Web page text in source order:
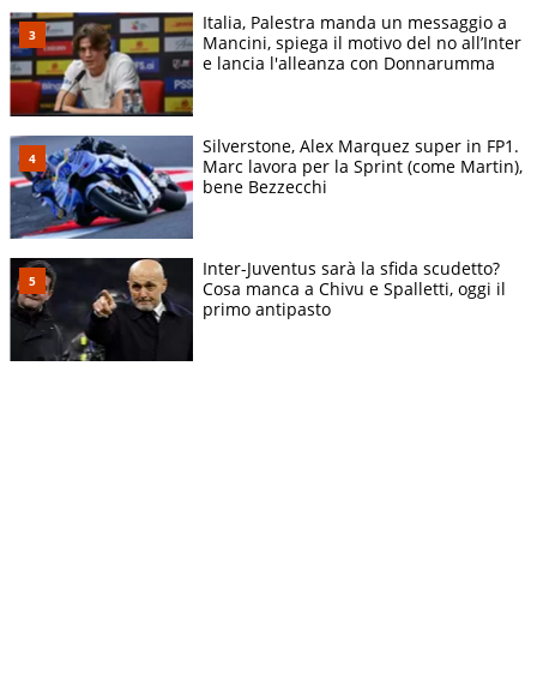
Italia, Palestra manda un messaggio a
Mancini, spiega il motivo del no all’Inter
e lancia l'alleanza con Donnarumma
Silverstone, Alex Marquez super in FP1.
Marc lavora per la Sprint (come Martin),
bene Bezzecchi
Inter-Juventus sarà la sfida scudetto?
Cosa manca a Chivu e Spalletti, oggi il
primo antipasto